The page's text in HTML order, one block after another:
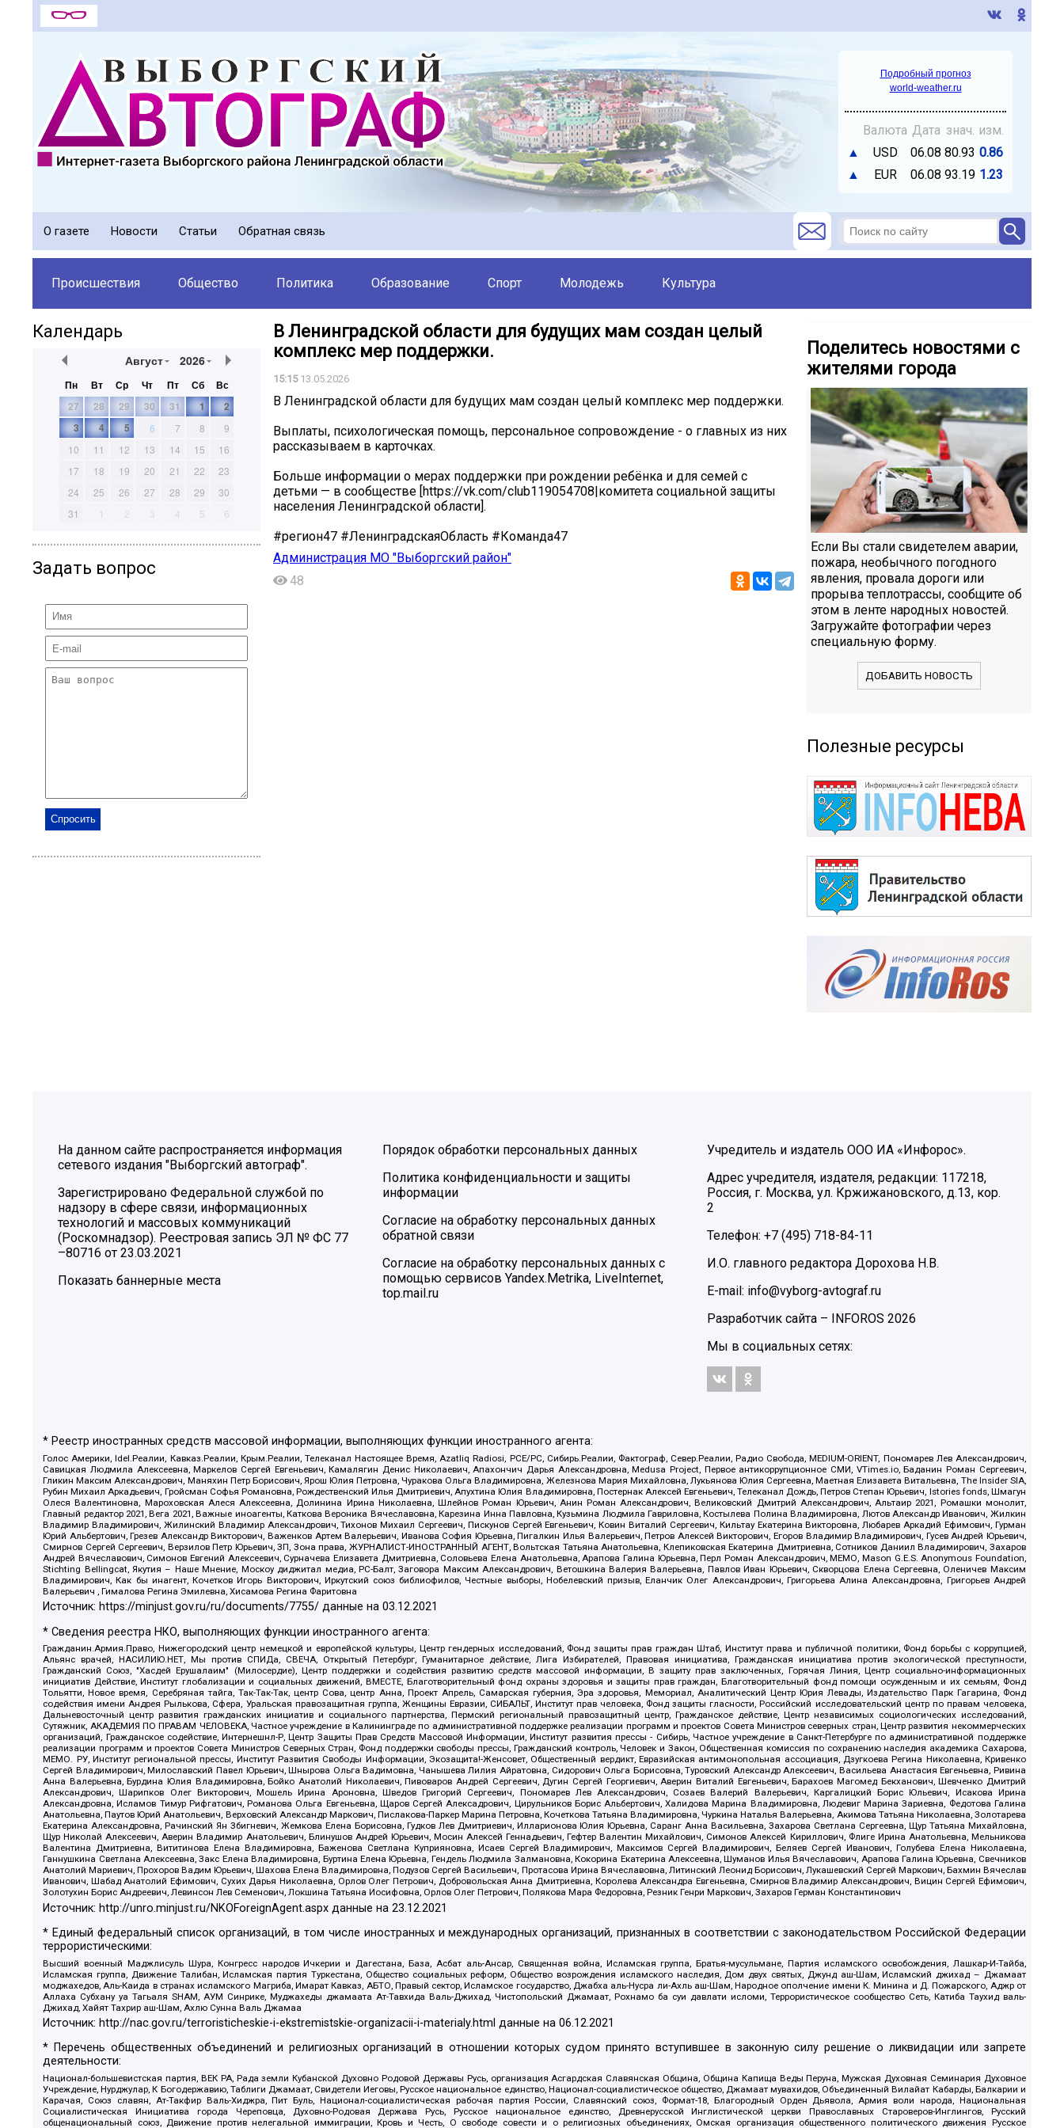
Подробный прогноз
world-weather.ru
Валюта Дата знач. изм.
▲
USD 06.08 80.93 0.86
▲
EUR 06.08 93.19 1.23
О газете Новости Статьи Обратная связь
Происшествия Общество Политика Образование Спорт Молодежь Культура
Календарь
Август 2026
Пн Вт Ср Чт Пт Сб
Вс
27
28 29 30 31 1
2
3
4 5 6 7 8
9
10
11 12 13 14 15
16
17
18 19 20 21 22
23
24
25 26 27 28 29
30
31
1 2 3 4 5 6
Задать вопрос
В Ленинградской области для будущих мам создан целый
комплекс мер поддержки.
15:1513.05.2026
В Ленинградской области для будущих мам создан целый комплекс мер поддержки.
Выплаты, психологическая помощь, персональное сопровождение - о главных из них
рассказываем в карточках.
Больше информации о мерах поддержки при рождении ребёнка и для семей с
детьми — в сообществе [https://vk.com/club119054708|комитета социальной защиты
населения Ленинградской области].
#регион47 #ЛенинградскаяОбласть #Команда47
Администрация МО "Выборгский район"
48
Поделитесь новостями с
жителями города
Если Вы стали свидетелем аварии,
пожара, необычного погодного
явления, провала дороги или
прорыва теплотрассы, сообщите об
этом в ленте народных новостей.
Загружайте фотографии через
специальную форму.
ДОБАВИТЬ НОВОСТЬ
Полезные ресурсы
На данном сайте распространяется информация
сетевого издания "Выборгский автограф".
Зарегистрировано Федеральной службой по
надзору в сфере связи, информационных
технологий и массовых коммуникаций
(Роскомнадзор). Реестровая запись ЭЛ № ФС 77
–80716 от 23.03.2021
Показать баннерные места
Порядок обработки персональных данных
Политика конфиденциальности и защиты
информации
Согласие на обработку персональных данных
обратной связи
Согласие на обработку персональных данных с
помощью сервисов Yandex.Metrika, LiveInternet,
top.mail.ru
Учредитель и издатель ООО ИА «Инфорос».
Адрес учредителя, издателя, редакции: 117218,
Россия, г. Москва, ул. Кржижановского, д.13, кор.
2
Телефон: +7 (495) 718-84-11
И.О. главного редактора Дорохова Н.В.
E-mail: info@vyborg-avtograf.ru
Разработчик сайта –
INFOROS 2026
Мы в социальных сетях:
* Реестр иностранных средств массовой информации, выполняющих функции иностранного агента:
Голос Америки, Idel.Реалии, Кавказ.Реалии, Крым.Реалии, Телеканал Настоящее Время, Azatliq Radiosi, PCE/PC, Сибирь.Реалии, Фактограф, Север.Реалии, Радио Свобода, MEDIUM-ORIENT, Пономарев Лев Александрович,
Савицкая Людмила Алексеевна, Маркелов Сергей Евгеньевич, Камалягин Денис Николаевич, Апахончич Дарья Александровна, Medusa Project, Первое антикоррупционное СМИ, VTimes.io, Баданин Роман Сергеевич,
Гликин Максим Александрович, Маняхин Петр Борисович, Ярош Юлия Петровна, Чуракова Ольга Владимировна, Железнова Мария Михайловна, Лукьянова Юлия Сергеевна, Маетная Елизавета Витальевна, The Insider SIA,
Рубин Михаил Аркадьевич, Гройсман Софья Романовна, Рождественский Илья Дмитриевич, Апухтина Юлия Владимировна, Постернак Алексей Евгеньевич, Телеканал Дождь, Петров Степан Юрьевич, Istories fonds, Шмагун
Олеся Валентиновна, Мароховская Алеся Алексеевна, Долинина Ирина Николаевна, Шлейнов Роман Юрьевич, Анин Роман Александрович, Великовский Дмитрий Александрович, Альтаир 2021, Ромашки монолит,
Главный редактор 2021, Вега 2021, Важные иноагенты, Каткова Вероника Вячеславовна, Карезина Инна Павловна, Кузьмина Людмила Гавриловна, Костылева Полина Владимировна, Лютов Александр Иванович, Жилкин
Владимир Владимирович, Жилинский Владимир Александрович, Тихонов Михаил Сергеевич, Пискунов Сергей Евгеньевич, Ковин Виталий Сергеевич, Кильтау Екатерина Викторовна, Любарев Аркадий Ефимович, Гурман
Юрий Альбертович, Грезев Александр Викторович, Важенков Артем Валерьевич, Иванова София Юрьевна, Пигалкин Илья Валерьевич, Петров Алексей Викторович, Егоров Владимир Владимирович, Гусев Андрей Юрьевич,
Смирнов Сергей Сергеевич, Верзилов Петр Юрьевич, ЗП, Зона права, ЖУРНАЛИСТ-ИНОСТРАННЫЙ АГЕНТ, Вольтская Татьяна Анатольевна, Клепиковская Екатерина Дмитриевна, Сотников Даниил Владимирович, Захаров
Андрей Вячеславович, Симонов Евгений Алексеевич, Сурначева Елизавета Дмитриевна, Соловьева Елена Анатольевна, Арапова Галина Юрьевна, Перл Роман Александрович, МЕМО, Mason G.E.S. Anonymous Foundation,
Stichting Bellingcat, Якутия – Наше Мнение, Москоу диджитал медиа, РС-Балт, Заговора Максим Александрович, Ветошкина Валерия Валерьевна, Павлов Иван Юрьевич, Скворцова Елена Сергеевна, Оленичев Максим
Владимирович, Как бы инагент, Кочетков Игорь Викторович, Иркутский союз библиофилов, Честные выборы, Нобелевский призыв, Еланчик Олег Александрович, Григорьева Алина Александровна, Григорьев Андрей
Валерьевич , Гималова Регина Эмилевна, Хисамова Регина Фаритовна
Источник: https://minjust.gov.ru/ru/documents/7755/ данные на03.12.2021
* Сведения реестра НКО, выполняющих функции иностранного агента:
Гражданин.Армия.Право, Нижегородский центр немецкой и европейской культуры, Центр гендерных исследований, Фонд защиты прав граждан Штаб, Институт права и публичной политики, Фонд борьбы с коррупцией,
Альянс врачей, НАСИЛИЮ.НЕТ, Мы против СПИДа, СВЕЧА, Открытый Петербург, Гуманитарное действие, Лига Избирателей, Правовая инициатива, Гражданская инициатива против экологической преступности,
Гражданский Союз, "Хасдей Ерушалаим" (Милосердие), Центр поддержки и содействия развитию средств массовой информации, В защиту прав заключенных, Горячая Линия, Центр социально-информационных
инициатив Действие, Институт глобализации и социальных движений, ВМЕСТЕ, Благотворительный фонд охраны здоровья и защиты прав граждан, Благотворительный фонд помощи осужденным и их семьям, Фонд
Тольятти, Новое время, Серебряная тайга, Так-Так-Так, центр Сова, центр Анна, Проект Апрель, Самарская губерния, Эра здоровья, Мемориал, Аналитический Центр Юрия Левады, Издательство Парк Гагарина, Фонд
содействия имени Андрея Рылькова, Сфера, Уральская правозащитная группа, Женщины Евразии, СИБАЛЬТ, Институт прав человека, Фонд защиты гласности, Российский исследовательский центр по правам человека,
Дальневосточный центр развития гражданских инициатив и социального партнерства, Пермский региональный правозащитный центр, Гражданское действие, Центр независимых социологических исследований,
Сутяжник, АКАДЕМИЯ ПО ПРАВАМ ЧЕЛОВЕКА, Частное учреждение в Калининграде по административной поддержке реализации программ и проектов Совета Министров северных стран, Центр развития некоммерческих
организаций, Гражданское содействие, Интернешнл-Р, Центр Защиты Прав Средств Массовой Информации, Институт развития прессы - Сибирь, Частное учреждение в Санкт-Петербурге по административной поддержке
реализации программ и проектов Совета Министров Северных Стран, Фонд поддержки свободы прессы, Гражданский контроль, Человек и Закон, Общественная комиссия по сохранению наследия академика Сахарова,
МЕМО. РУ, Институт региональной прессы, Институт Развития Свободы Информации, Экозащита!-Женсовет, Общественный вердикт, Евразийская антимонопольная ассоциация, Дзугкоева Регина Николаевна, Кривенко
Сергей Владимирович, Милославский Павел Юрьевич, Шнырова Ольга Вадимовна, Чанышева Лилия Айратовна, Сидорович Ольга Борисовна, Туровский Александр Алексеевич, Васильева Анастасия Евгеньевна, Ривина
Анна Валерьевна, Бурдина Юлия Владимировна, Бойко Анатолий Николаевич, Пивоваров Андрей Сергеевич, Дугин Сергей Георгиевич, Аверин Виталий Евгеньевич, Барахоев Магомед Бекханович, Шевченко Дмитрий
Александрович, Шарипков Олег Викторович, Мошель Ирина Ароновна, Шведов Григорий Сергеевич, Пономарев Лев Александрович, Созаев Валерий Валерьевич, Каргалицкий Борис Юльевич, Исакова Ирина
Александровна, Исламов Тимур Рифгатович, Романова Ольга Евгеньевна, Щаров Сергей Алексадрович, Цирульников Борис Альбертович, Халидова Марина Владимировна, Людевиг Марина Зариевна, Федотова Галина
Анатольевна, Паутов Юрий Анатольевич, Верховский Александр Маркович, Пислакова-Паркер Марина Петровна, Кочеткова Татьяна Владимировна, Чуркина Наталья Валерьевна, Акимова Татьяна Николаевна, Золотарева
Екатерина Александровна, Рачинский Ян Збигневич, Жемкова Елена Борисовна, Гудков Лев Дмитриевич, Илларионова Юлия Юрьевна, Саранг Анна Васильевна, Захарова Светлана Сергеевна, Щур Татьяна Михайловна,
Щур Николай Алексеевич, Аверин Владимир Анатольевич, Блинушов Андрей Юрьевич, Мосин Алексей Геннадьевич, Гефтер Валентин Михайлович, Симонов Алексей Кириллович, Флиге Ирина Анатольевна, Мельникова
Валентина Дмитриевна, Вититинова Елена Владимировна, Баженова Светлана Куприяновна, Исаев Сергей Владимирович, Максимов Сергей Владимирович, Беляев Сергей Иванович, Голубева Елена Николаевна,
Ганнушкина Светлана Алексеевна, Закс Елена Владимировна, Буртина Елена Юрьевна, Гендель Людмила Залмановна, Кокорина Екатерина Алексеевна, Шуманов Илья Вячеславович, Арапова Галина Юрьевна, Свечников
Анатолий Мариевич, Прохоров Вадим Юрьевич, Шахова Елена Владимировна, Подузов Сергей Васильевич, Протасова Ирина Вячеславовна, Литинский Леонид Борисович, Лукашевский Сергей Маркович, Бахмин Вячеслав
Иванович, Шабад Анатолий Ефимович, Сухих Дарья Николаевна, Орлов Олег Петрович, Добровольская Анна Дмитриевна, Королева Александра Евгеньевна, Смирнов Владимир Александрович, Вицин Сергей Ефимович,
Золотухин Борис Андреевич, Левинсон Лев Семенович, Локшина Татьяна Иосифовна, Орлов Олег Петрович, Полякова Мара Федоровна, Резник Генри Маркович, Захаров Герман Константинович
Источник: http://unro.minjust.ru/NKOForeignAgent.aspx данные на23.12.2021
* Единый федеральный список организаций, в том числе иностранных и международных организаций, признанных в соответствии с законодательством Российской Федерации
террористическими:
Высший военный Маджлисуль Шура, Конгресс народов Ичкерии и Дагестана, База, Асбат аль-Ансар, Священная война, Исламская группа, Братья-мусульмане, Партия исламского освобождения, Лашкар-И-Тайба,
Исламская группа, Движение Талибан, Исламская партия Туркестана, Общество социальных реформ, Общество возрождения исламского наследия, Дом двух святых, Джунд аш-Шам, Исламский джихад – Джамаат
моджахедов, Аль-Каида в странах исламского Магриба, Имарат Кавказ, АБТО, Правый сектор, Исламское государство, Джабха аль-Нусра ли-Ахль аш-Шам, Народное ополчение имени К. Минина и Д. Пожарского, Аджр от
Аллаха Субхану уа Тагьаля SHAM, АУМ Синрике, Муджахеды джамаата Ат-Тавхида Валь-Джихад, Чистопольский Джамаат, Рохнамо ба суи давлати исломи, Террористическое сообщество Сеть, Катиба Таухид валь-
Джихад, Хайят Тахрир аш-Шам, Ахлю Сунна Валь Джамаа
Источник: http://nac.gov.ru/terroristicheskie-i-ekstremistskie-organizacii-i-materialy.html данные на06.12.2021
* Перечень общественных объединений и религиозных организаций в отношении которых судом принято вступившее в законную силу решение о ликвидации или запрете
деятельности:
Национал-большевистская партия, ВЕК РА, Рада земли Кубанской Духовно Родовой Державы Русь, организация Асгардская Славянская Община, Община Капища Веды Перуна, Мужская Духовная Семинария Духовное
Учреждение, Нурджулар, К Богодержавию, Таблиги Джамаат, Свидетели Иеговы, Русское национальное единство, Национал-социалистическое общество, Джамаат мувахидов, Объединенный Вилайат Кабарды, Балкарии и
Карачая, Союз славян, Ат-Такфир Валь-Хиджра, Пит Буль, Национал-социалистическая рабочая партия России, Славянский союз, Формат-18, Благородный Орден Дьявола, Армия воли народа, Национальная
Социалистическая Инициатива города Череповца, Духовно-Родовая Держава Русь, Русское национальное единство, Древнерусской Инглистической церкви Православных Староверов-Инглингов, Русский
общенациональный союз, Движение против нелегальной иммиграции, Кровь и Честь, О свободе совести и о религиозных объединениях, Омская организация общественного политического движения Русское